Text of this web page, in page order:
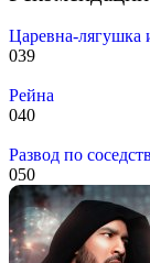
Царевна-лягушка
039
Рейна
040
Развод по
050